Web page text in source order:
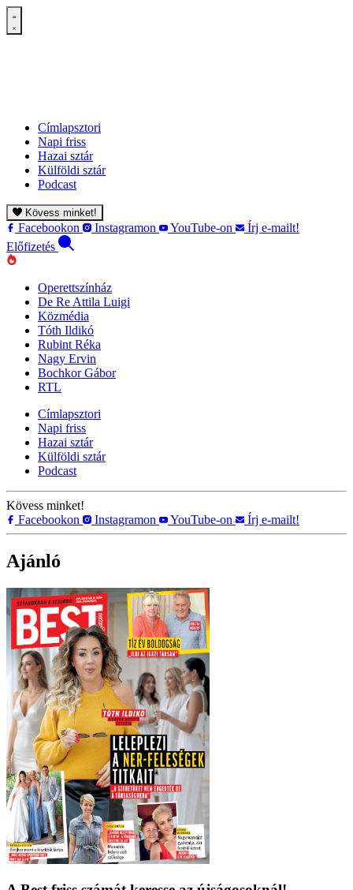
Címlapsztori
Napi friss
Hazai sztár
Külföldi sztár
Podcast
Kövess minket!
Facebookon Instagramon YouTube-on
Írj e-mailt!
Előfizetés
Operettszínház
De Re Attila Luigi
Közmédia
Tóth Ildikó
Rubint Réka
Nagy Ervin
Bochkor Gábor
RTL
Címlapsztori
Napi friss
Hazai sztár
Külföldi sztár
Podcast
Kövess minket!
Facebookon
Instagramon YouTube-on Írj e-mailt!
Ajánló